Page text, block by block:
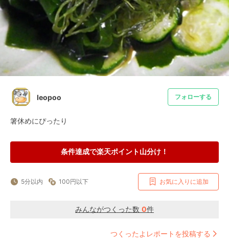
leopoo フォローする
箸休めにぴったり
条件達成で楽天ポイント山分け！
5分以内 100円以下 お気に入りに追加
みんながつくった数 0件
つくったよレポートを投稿する